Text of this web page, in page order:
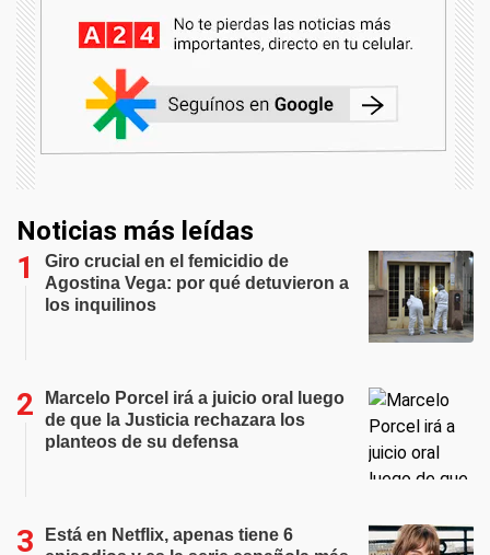
Noticias más leídas
Giro crucial en el femicidio de
Agostina Vega: por qué detuvieron a
los inquilinos
Marcelo Porcel irá a juicio oral luego
de que la Justicia rechazara los
planteos de su defensa
Está en Netflix, apenas tiene 6